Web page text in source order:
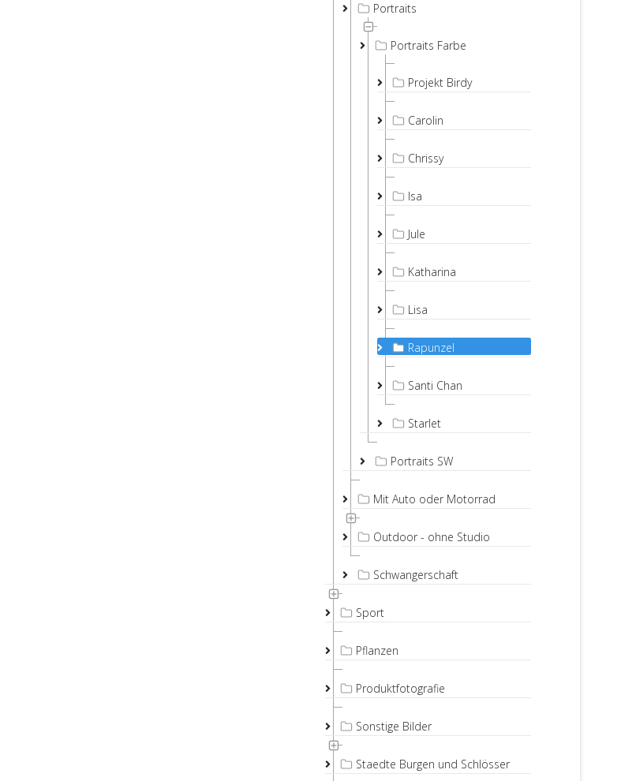
Portraits
Portraits Farbe
Projekt Birdy
Carolin
Chrissy
Isa
Jule
Katharina
Lisa
Rapunzel
Santi Chan
Starlet
Portraits SW
Mit Auto oder Motorrad
Outdoor - ohne Studio
Schwangerschaft
Sport
Pflanzen
Produktfotografie
Sonstige Bilder
Staedte Burgen und Schlösser